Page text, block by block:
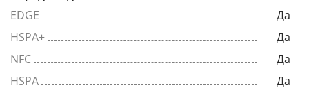
EDGE
Да
HSPA+
Да
NFC
Да
HSPA
Да